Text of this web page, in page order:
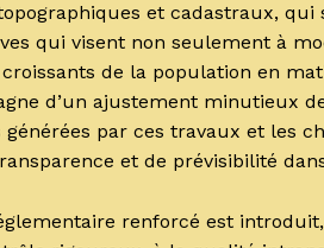
et cadastraux, qui
qui visent non seulement à
de la population en
d’un ajustement minutieux
par ces travaux et les
et de prévisibilité
renforcé est